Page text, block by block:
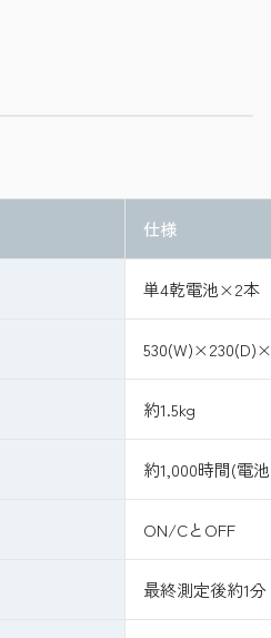
仕様
単4乾電池×2本
約1.5kg
約1,000時間(電
ON/CとOFF
最終測定後約1分